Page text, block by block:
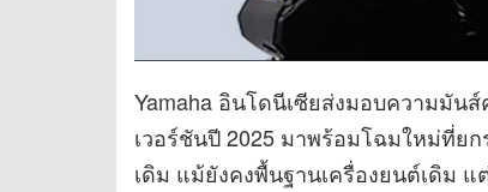
Yamaha อินโดนีเซียส่งมอบความมัน
เวอร์ชันปี 2025 มาพร้อมโฉมใหม่ที่ย
เดิม แม้ยังคงพื้นฐานเครื่องยนต์เดิม